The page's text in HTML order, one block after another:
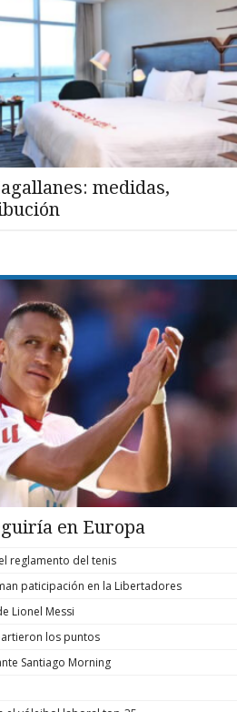
medidas,
en Europa
reglamento del tenis
paticipación en la Libertadores
Lionel Messi
los puntos
Santiago Morning